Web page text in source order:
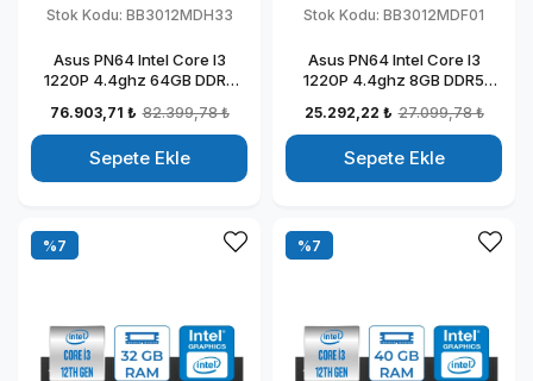
Stok Kodu: BB3012MDH33
Asus PN64 Intel Core I3
1220P 4.4ghz 64GB DDR5
Windows 11 Home Kurumsal
Mini Bilgisayar BB3012MDH33
76.903,71 ₺ 82.399,78 ₺
Sepete Ekle
Stok Kodu: BB3012MDF01
Asus PN64 Intel Core I3
1220P 4.4ghz 8GB DDR5
Graphics Freedos Kurumsal
Mini Bilgisayar BB3012MDF01
25.292,22 ₺ 27.099,78 ₺
Sepete Ekle
%7 %7